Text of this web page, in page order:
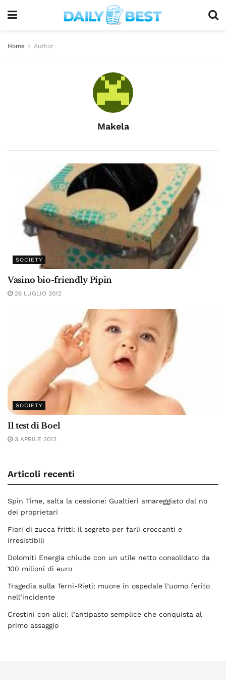
Home Author
Makela
SOCIETY
Vasino bio-friendly Pipin
26 LUGLIO 2012
SOCIETY
Il test di Boel
3 APRILE 2012
Articoli recenti
Spin Time, salta la cessione: Gualtieri amareggiato dal no
dei proprietari
Fiori di zucca fritti: il segreto per farli croccanti e
irresistibili
Dolomiti Energia chiude con un utile netto consolidato da
100 milioni di euro
Tragedia sulla Terni-Rieti: muore in ospedale l’uomo ferito
nell’incidente
Crostini con alici: l’antipasto semplice che conquista al
primo assaggio